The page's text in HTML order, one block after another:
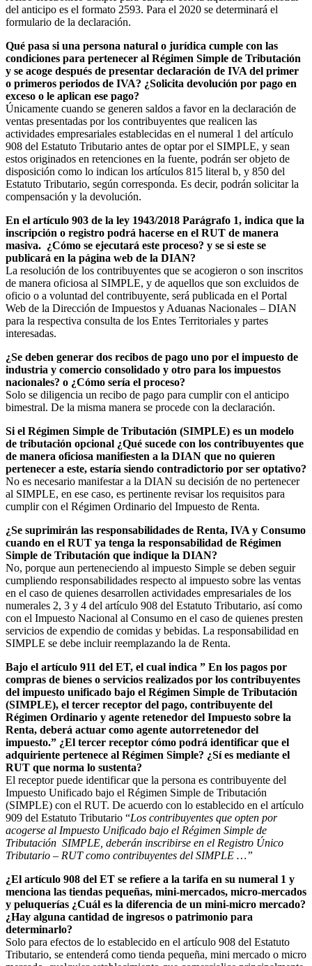
del anticipo es el formato 2593. Para el 2020 se determinará el
formulario de la declaración.
Qué pasa si una persona natural o jurídica cumple con las
condiciones para pertenecer al Régimen Simple de Tributación
y se acoge después de presentar declaración de IVA del primer
o primeros periodos de IVA? ¿Solicita devolución por pago en
exceso o le aplican ese pago?
Únicamente cuando se generen saldos a favor en la declaración de
ventas presentadas por los contribuyentes que realicen las
actividades empresariales establecidas en el numeral 1 del artículo
908 del Estatuto Tributario antes de optar por el SIMPLE, y sean
estos originados en retenciones en la fuente, podrán ser objeto de
disposición como lo indican los artículos 815 literal b, y 850 del
Estatuto Tributario, según corresponda. Es decir, podrán solicitar la
compensación y la devolución.
En el artículo 903 de la ley 1943/2018 Parágrafo 1, indica que la
inscripción o registro podrá hacerse en el RUT de manera
masiva. ¿Cómo se ejecutará este proceso? y se si este se
publicará en la página web de la DIAN?
La resolución de los contribuyentes que se acogieron o son inscritos
de manera oficiosa al SIMPLE, y de aquellos que son excluidos de
oficio o a voluntad del contribuyente, será publicada en el Portal
Web de la Dirección de Impuestos y Aduanas Nacionales – DIAN
para la respectiva consulta de los Entes Territoriales y partes
interesadas.
¿Se deben generar dos recibos de pago uno por el impuesto de
industria y comercio consolidado y otro para los impuestos
nacionales? o ¿Cómo sería el proceso?
Solo se diligencia un recibo de pago para cumplir con el anticipo
bimestral. De la misma manera se procede con la declaración.
Si el Régimen Simple de Tributación (SIMPLE) es un modelo
de tributación opcional ¿Qué sucede con los contribuyentes que
de manera oficiosa manifiesten a la DIAN que no quieren
pertenecer a este, estaría siendo contradictorio por ser optativo?
No es necesario manifestar a la DIAN su decisión de no pertenecer
al SIMPLE, en ese caso, es pertinente revisar los requisitos para
cumplir con el Régimen Ordinario del Impuesto de Renta.
¿Se suprimirán las responsabilidades de Renta, IVA y Consumo
cuando en el RUT ya tenga la responsabilidad de Régimen
Simple de Tributación que indique la DIAN?
No, porque aun perteneciendo al impuesto Simple se deben seguir
cumpliendo responsabilidades respecto al impuesto sobre las ventas
en el caso de quienes desarrollen actividades empresariales de los
numerales 2, 3 y 4 del artículo 908 del Estatuto Tributario, así como
con el Impuesto Nacional al Consumo en el caso de quienes presten
servicios de expendio de comidas y bebidas. La responsabilidad en
SIMPLE se debe incluir reemplazando la de Renta.
Bajo el artículo 911 del ET, el cual indica ” En los pagos por
compras de bienes o servicios realizados por los contribuyentes
del impuesto unificado bajo el Régimen Simple de Tributación
(SIMPLE), el tercer receptor del pago, contribuyente del
Régimen Ordinario y agente retenedor del Impuesto sobre la
Renta, deberá actuar como agente autorretenedor del
impuesto.” ¿El tercer receptor cómo podrá identificar que el
adquiriente pertenece al Régimen Simple? ¿Sí es mediante el
RUT que norma lo sustenta?
El receptor puede identificar que la persona es contribuyente del
Impuesto Unificado bajo el Régimen Simple de Tributación
(SIMPLE) con el RUT. De acuerdo con lo establecido en el artículo
909 del Estatuto Tributario “Los contribuyentes que opten por
acogerse al Impuesto Unificado bajo el Régimen Simple de
Tributación ­ SIMPLE, deberán inscribirse en el Registro Único
Tributario – RUT como contribuyentes del SIMPLE …”
¿El artículo 908 del ET se refiere a la tarifa en su numeral 1 y
menciona las tiendas pequeñas, mini-mercados, micro-mercados
y peluquerías ¿Cuál es la diferencia de un mini-micro mercado?
¿Hay alguna cantidad de ingresos o patrimonio para
determinarlo?
Solo para efectos de lo establecido en el artículo 908 del Estatuto
Tributario, se entenderá como tienda pequeña, mini mercado o micro